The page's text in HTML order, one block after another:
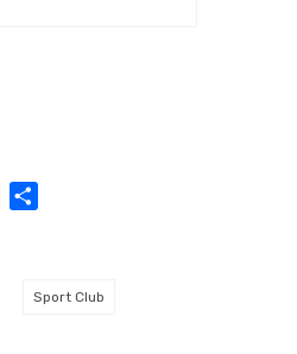
WhatsApp
Sport Club